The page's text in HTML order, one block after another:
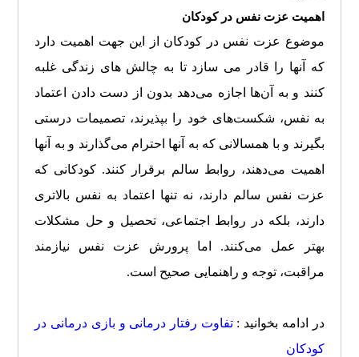
اهمیت عزت نفس در کودکان
موضوع عزت نفس در کودکان از این جهت اهمیت دارد
که آنها را قادر می سازد تا به چالش های زندگی غلبه
کنند و به آن‌ها اجازه می‌دهد بدون از دست دادن اعتماد
به نفس، شکست‌های خود را بپذیرند، تصمیمات درستی
بگیرند و با همسالانی که به آنها احترام می‌گذارند و به آنها
اهمیت می‌دهند، روابط سالم برقرار کنند. کودکانی که
عزت نفس سالم دارند، نه تنها اعتماد به نفس بالاتری
دارند، بلکه در روابط اجتماعی، تحصیل و حل مشکلات
بهتر عمل می‌کنند. اما پرورش عزت نفس نیازمند
مراقبت، توجه و راهنمایی صحیح است.
در ادامه بخوانید :تفاوت رفتار درمانی و بازی درمانی در
کودکان